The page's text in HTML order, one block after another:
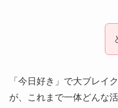
「今日好き」で大ブレイ
が、これまで一体どんな